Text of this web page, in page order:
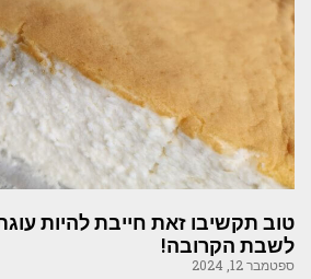
טוב תקשיבו זאת חייבת להיות
לשבת הקרובה!
ספטמבר 12, 2024